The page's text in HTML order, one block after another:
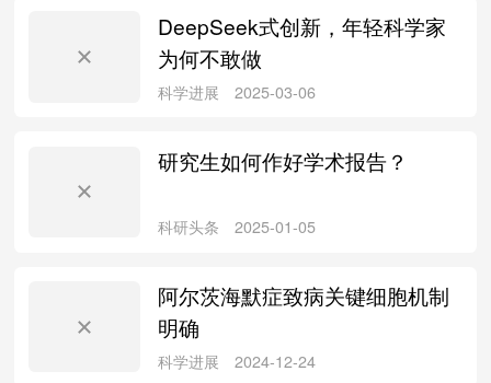
论文写作
论文写作 2025-03-21
DeepSeek式创新，年轻科学家
为何不敢做
研究生如何作好学术报告？
阿尔茨海默症致病关键细胞机制
明确